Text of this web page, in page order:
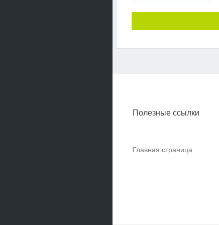
Полезные ссылки
Главная страница